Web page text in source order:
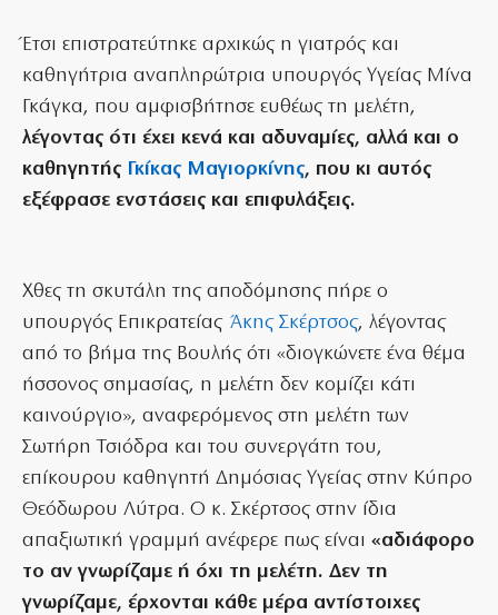
Έτσι επιστρατεύτηκε αρχικώς η γιατρός και
καθηγήτρια αναπληρώτρια υπουργός Υγείας Μίνα
Γκάγκα, που αμφισβήτησε ευθέως τη μελέτη,
λέγοντας ότι έχει κενά και αδυναμίες, αλλά και ο
καθηγητής Γκίκας Μαγιορκίνης, που κι αυτός
εξέφρασε ενστάσεις και επιφυλάξεις.
Χθες τη σκυτάλη της αποδόμησης πήρε ο
υπουργός Επικρατείας Άκης Σκέρτσος, λέγοντας
από το βήμα της Βουλής ότι «διογκώνετε ένα θέμα
ήσσονος σημασίας, η μελέτη δεν κομίζει κάτι
καινούργιο», αναφερόμενος στη μελέτη των
Σωτήρη Τσιόδρα και του συνεργάτη του,
επίκουρου καθηγητή Δημόσιας Υγείας στην Κύπρο
Θεόδωρου Λύτρα. Ο κ. Σκέρτσος στην ίδια
απαξιωτική γραμμή ανέφερε πως είναι «αδιάφορο
το αν γνωρίζαμε ή όχι τη μελέτη. Δεν τη
γνωρίζαμε, έρχονται κάθε μέρα αντίστοιχες